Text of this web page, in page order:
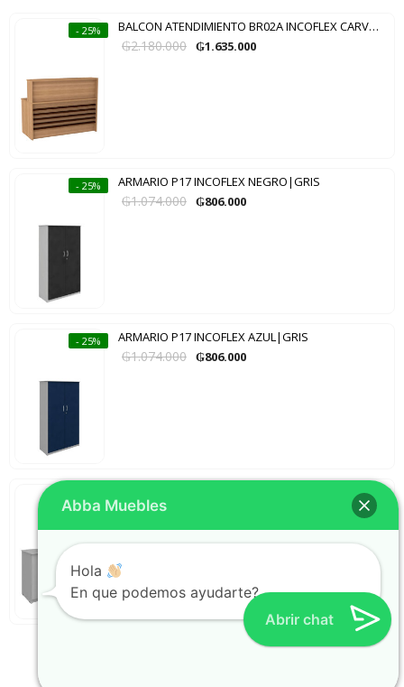
BALCON ATENDIMIENTO BR02A INCOFLEX CARVALLO EUROPEO|MARSALA
₲1.635.000
₲2.180.000
- 25%
ARMARIO P17 INCOFLEX NEGRO|GRIS
₲806.000
₲1.074.000
- 25%
ARMARIO P17 INCOFLEX AZUL|GRIS
₲806.000
₲1.074.000
- 25%
BALCON BAJO 2 PUERTAS P15 INCOFLEX GRIS
₲1.014.000
- 25%
Abrir chat
Abba Muebles
Hola
En que podemos ayudarte?